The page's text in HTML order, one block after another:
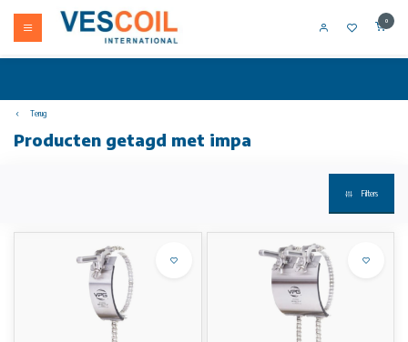
0
Terug
Producten getagd met impa
Filters